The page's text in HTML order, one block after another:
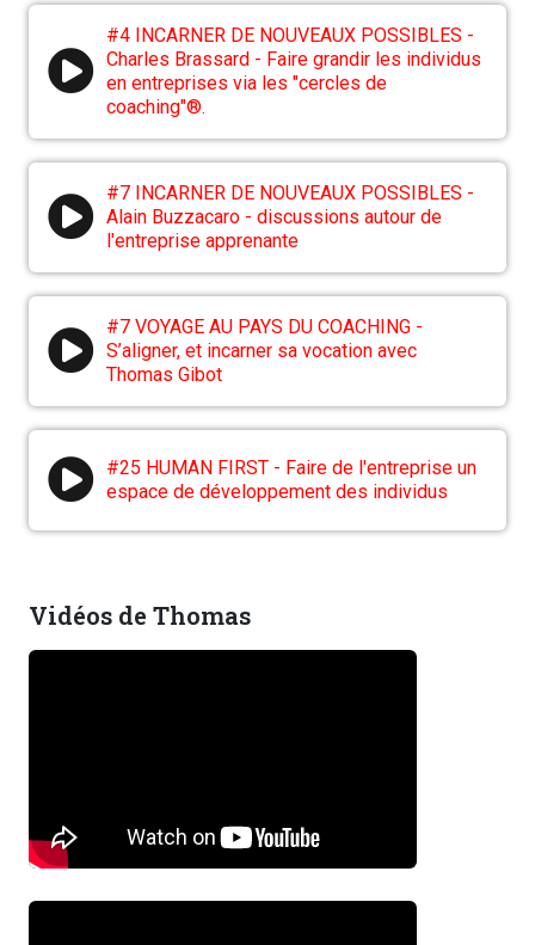
#4 INCARNER DE NOUVEAUX POSSIBLES -
Charles Brassard - Faire grandir les individus
en entreprises via les "cercles de
coaching"®.
#7 INCARNER DE NOUVEAUX POSSIBLES -
Alain Buzzacaro - discussions autour de
l'entreprise apprenante
#7 VOYAGE AU PAYS DU COACHING -
S’aligner, et incarner sa vocation avec
Thomas Gibot
#25 HUMAN FIRST - Faire de l'entreprise un
espace de développement des individus
Vidéos de Thomas